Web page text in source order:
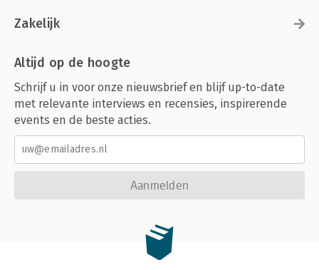
Zakelijk
Altijd op de hoogte
Schrijf u in voor onze nieuwsbrief en blijf up-to-date
met relevante interviews en recensies, inspirerende
events en de beste acties.
Aanmelden